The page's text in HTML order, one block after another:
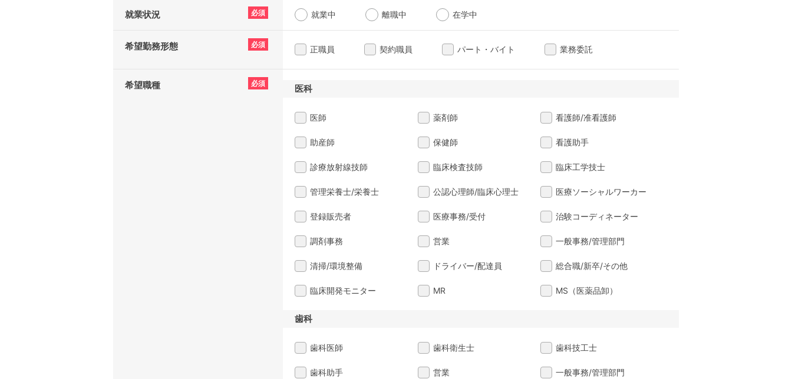
就業状況 必須 就業中 離職中 在学中
希望勤務形態 必須 正職員 契約職員 パート・バイト 業務委託
希望職種 必須 医科
医師 薬剤師 看護師/准看護師
助産師 保健師 看護助手
診療放射線技師 臨床検査技師 臨床工学技士
管理栄養士/栄養士 公認心理師/臨床心理士 医療ソーシャルワーカー
登録販売者 医療事務/受付 治験コーディネーター
調剤事務 営業 一般事務/管理部門
清掃/環境整備 ドライバー/配達員 総合職/新卒/その他
臨床開発モニター MR MS（医薬品卸）
歯科
歯科医師 歯科衛生士 歯科技工士
歯科助手 営業 一般事務/管理部門